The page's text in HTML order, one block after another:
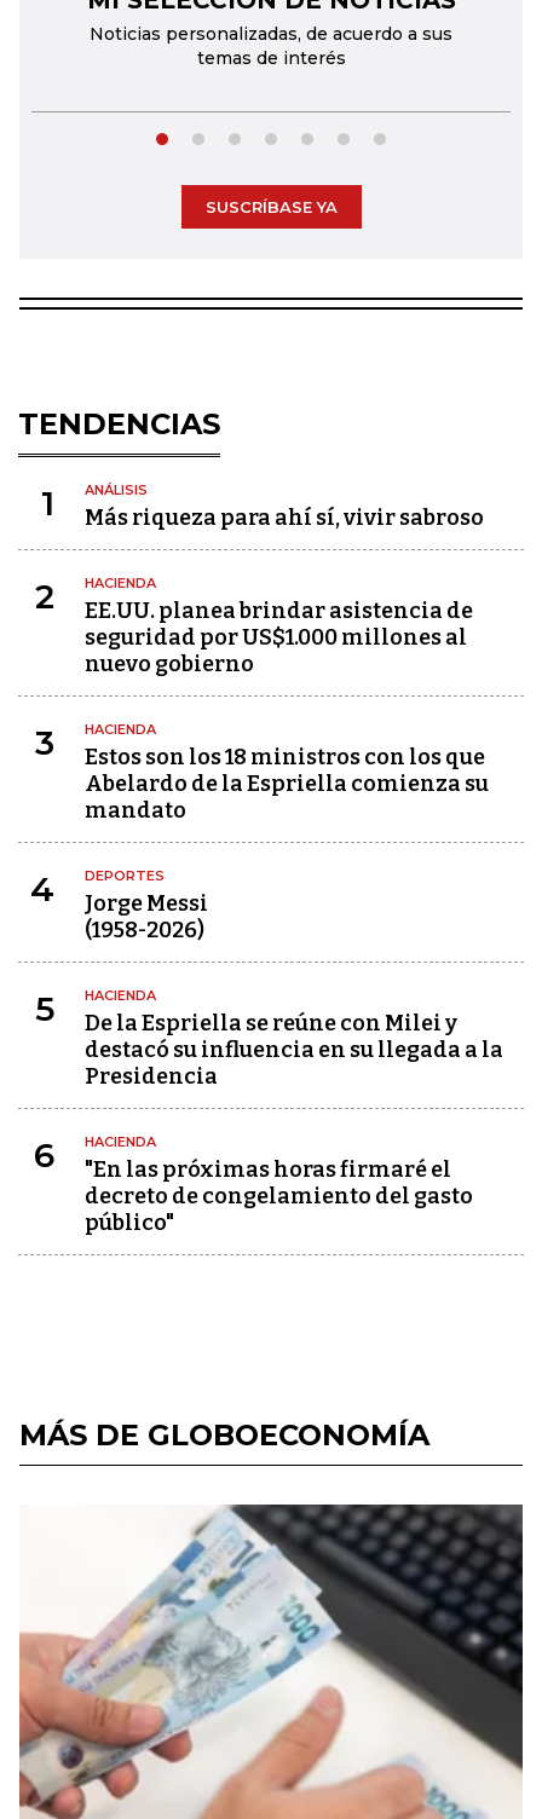
Noticias personalizadas, de acuerdo a sus
temas de interés
SUSCRÍBASE YA
TENDENCIAS
1 ANÁLISIS
Más riqueza para ahí sí, vivir sabroso
2 HACIENDA
EE.UU. planea brindar asistencia de
seguridad por US$1.000 millones al
nuevo gobierno
3 HACIENDA
Estos son los 18 ministros con los que
Abelardo de la Espriella comienza su
mandato
4 DEPORTES
Jorge Messi
(1958-2026)
5 HACIENDA
De la Espriella se reúne con Milei y
destacó su influencia en su llegada a la
Presidencia
6 HACIENDA
"En las próximas horas firmaré el
decreto de congelamiento del gasto
público"
MÁS DE GLOBOECONOMÍA